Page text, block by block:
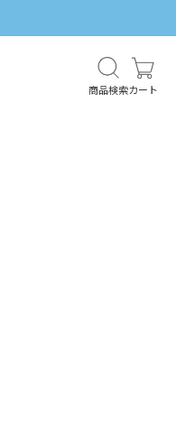
商品検索カート